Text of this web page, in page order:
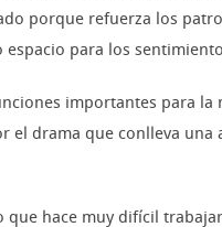
porque refuerza los
para los
importantes para la
el drama que conlleva una
hace muy difícil